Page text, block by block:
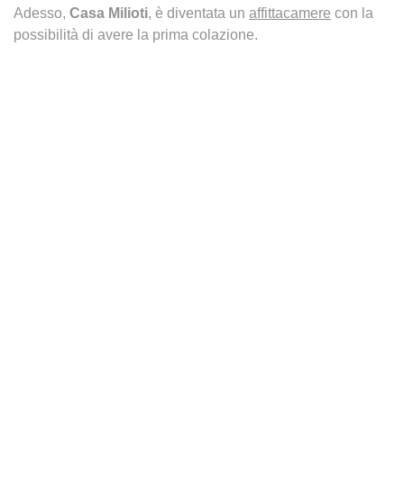
Adesso, Casa Milioti, è diventata un affittacamere con la
possibilità di avere la prima colazione.